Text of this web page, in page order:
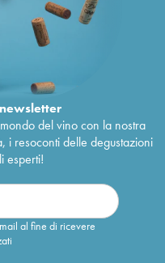
del vino con la nostra
i resoconti delle degustazioni
esperti!
al fine di ricevere